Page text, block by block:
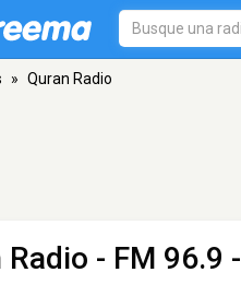
» Quran Radio
Radio - FM 96.9